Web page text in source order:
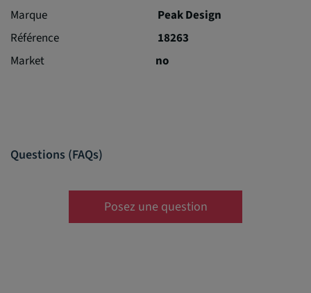
Marque
Peak Design
Référence
18263
Market
no
Questions (FAQs)
Posez une question